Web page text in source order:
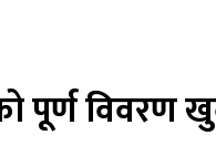
पूर्ण विवरण